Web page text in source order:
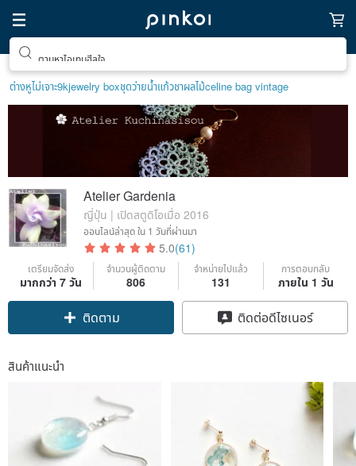
ตามหาไอเทมฮีลใจ
ต่างหูไม่เจาะ9kjewelry boxชุดว่ายน้ำแก้วชาผลไม้celine bag vintage
Atelier Gardenia
ญี่ปุ่น | เปิดสตูดิโอเมื่อ 2016
ออนไลน์ล่าสุดใน 1 วันที่ผ่านมา
5.0(61)
เตรียมจัดส่ง
มากกว่า 7 วัน
จำนวนผู้ติดตาม
806
จำหน่ายไปแล้ว
131
การตอบกลับ
ภายใน 1 วัน
Claim coupon
ติดต่อดีไซเนอร์
สินค้าแนะนำ